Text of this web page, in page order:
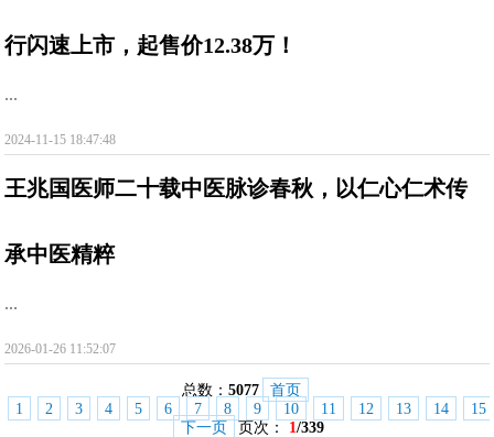
行闪速上市，起售价12.38万！
...
2024-11-15 18:47:48
王兆国医师二十载中医脉诊春秋，以仁心仁术传
承中医精粹
...
2026-01-26 11:52:07
总数： 5077
首页
1
2 3 4 5 6 7 8 9 10 11 12 13 14
15
下一页
页次： 1/339